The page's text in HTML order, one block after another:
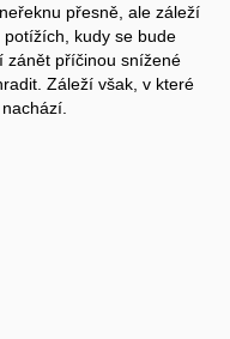
přesně, ale záleží
kudy se bude
zánět příčinou snížené
Záleží však, v které